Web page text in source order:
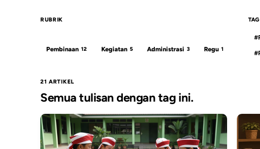
RUBRIK
Pembinaan 12 Kegiatan 5 Administrasi 3 Regu 1
21 ARTIKEL
Semua tulisan dengan tag ini.